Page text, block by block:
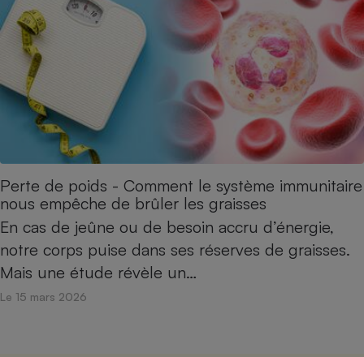
Perte de poids - Comment le système immunitaire
nous empêche de brûler les graisses
En cas de jeûne ou de besoin accru d’énergie,
notre corps puise dans ses réserves de graisses.
Mais une étude révèle un…
Le 15 mars 2026